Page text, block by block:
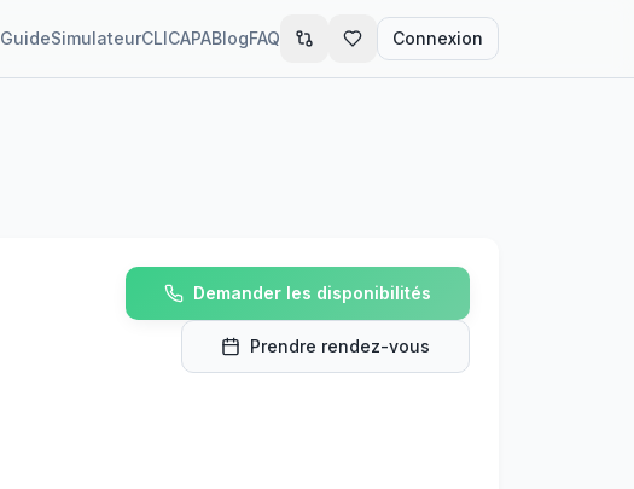
GuideSimulateurCLICAPABlogFAQ Connexion
Demander les disponibilités
Prendre rendez-vous